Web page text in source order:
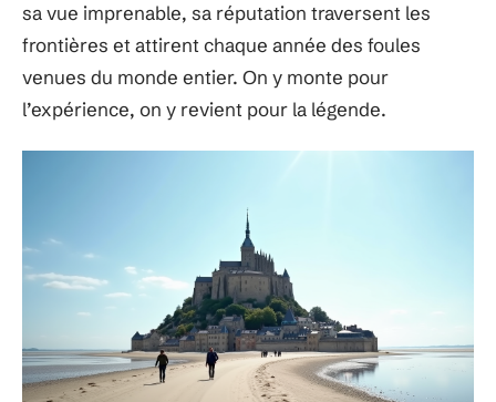
sa vue imprenable, sa réputation traversent les
frontières et attirent chaque année des foules
venues du monde entier. On y monte pour
l’expérience, on y revient pour la légende.